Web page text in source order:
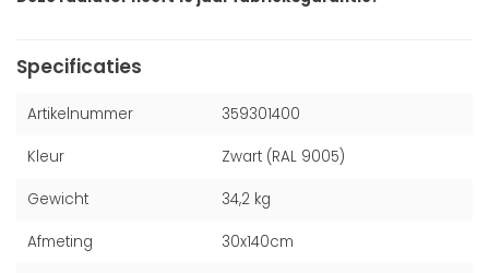
Specificaties
Artikelnummer 359301400
Kleur Zwart (RAL 9005)
Gewicht 34,2 kg
Afmeting 30x140cm